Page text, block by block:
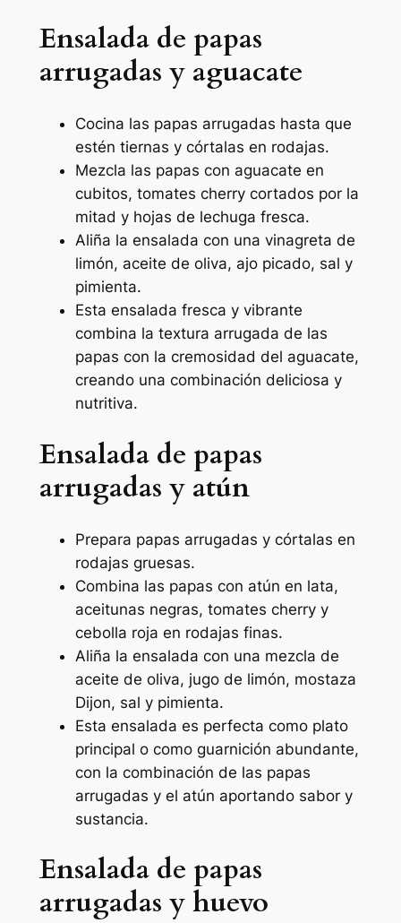
Ensalada de papas
arrugadas y aguacate
Cocina las papas arrugadas hasta que
estén tiernas y córtalas en rodajas.
Mezcla las papas con aguacate en
cubitos, tomates cherry cortados por la
mitad y hojas de lechuga fresca.
Aliña la ensalada con una vinagreta de
limón, aceite de oliva, ajo picado, sal y
pimienta.
Esta ensalada fresca y vibrante
combina la textura arrugada de las
papas con la cremosidad del aguacate,
creando una combinación deliciosa y
nutritiva.
Ensalada de papas
arrugadas y atún
Prepara papas arrugadas y córtalas en
rodajas gruesas.
Combina las papas con atún en lata,
aceitunas negras, tomates cherry y
cebolla roja en rodajas finas.
Aliña la ensalada con una mezcla de
aceite de oliva, jugo de limón, mostaza
Dijon, sal y pimienta.
Esta ensalada es perfecta como plato
principal o como guarnición abundante,
con la combinación de las papas
arrugadas y el atún aportando sabor y
sustancia.
Ensalada de papas
arrugadas y huevo